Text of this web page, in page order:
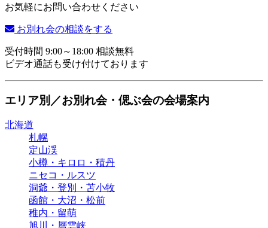
お気軽にお問い合わせください
お別れ会の相談をする
受付時間 9:00～18:00 相談無料
ビデオ通話も受け付けております
エリア別／お別れ会・偲ぶ会の会場案内
北海道
札幌
定山渓
小樽・キロロ・積丹
ニセコ・ルスツ
洞爺・登別・苫小牧
函館・大沼・松前
稚内・留萌
旭川・層雲峡